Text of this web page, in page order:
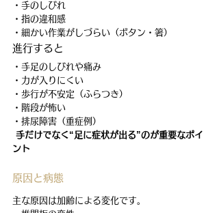
・手のしびれ
・指の違和感
・細かい作業がしづらい（ボタン・箸）
進行すると
・手足のしびれや痛み
・力が入りにくい
・歩行が不安定（ふらつき）
・階段が怖い
・排尿障害（重症例）
手だけでなく“足に症状が出る”のが重要なポイ
ント
原因と病態
主な原因は加齢による変化です。